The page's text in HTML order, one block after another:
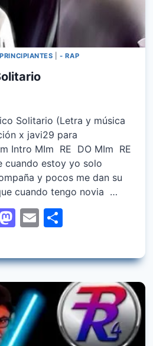
|- RAP
Solitario (Letra y música
x javi29 para
Intro MIm RE DO MIm RE
cuando estoy yo solo
y pocos me dan su
cuando tengo novia …
Mastodon
Email